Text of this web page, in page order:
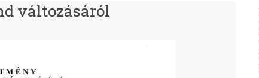
változásáról